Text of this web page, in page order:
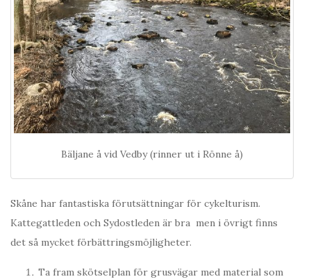
Bäljane å vid Vedby (rinner ut i Rönne å)
Skåne har fantastiska förutsättningar för cykelturism.
Kattegattleden och Sydostleden är bra men i övrigt finns
det så mycket förbättringsmöjligheter.
Ta fram skötselplan för grusvägar med material som